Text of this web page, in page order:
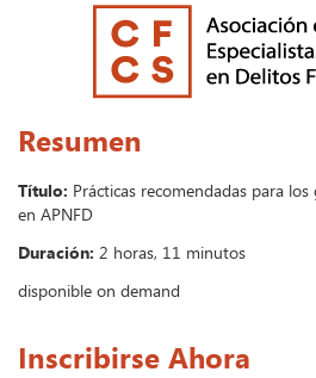
Resumen
Título: Prácticas recomendadas para
en APNFD
Duración: 2 horas, 11 minutos
disponible on demand
Inscribirse Ahora